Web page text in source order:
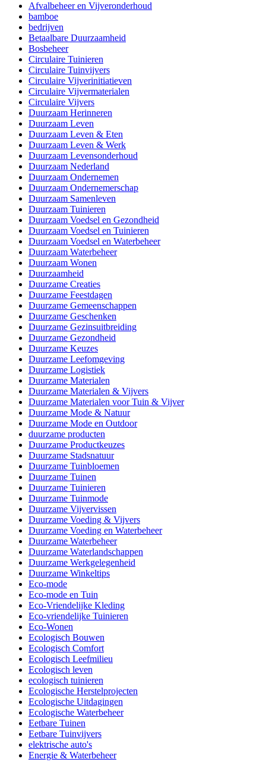
Afvalbeheer en Vijveronderhoud
bamboe
bedrijven
Betaalbare Duurzaamheid
Bosbeheer
Circulaire Tuinieren
Circulaire Tuinvijvers
Circulaire Vijverinitiatieven
Circulaire Vijvermaterialen
Circulaire Vijvers
Duurzaam Herinneren
Duurzaam Leven
Duurzaam Leven & Eten
Duurzaam Leven & Werk
Duurzaam Levensonderhoud
Duurzaam Nederland
Duurzaam Ondernemen
Duurzaam Ondernemerschap
Duurzaam Samenleven
Duurzaam Tuinieren
Duurzaam Voedsel en Gezondheid
Duurzaam Voedsel en Tuinieren
Duurzaam Voedsel en Waterbeheer
Duurzaam Waterbeheer
Duurzaam Wonen
Duurzaamheid
Duurzame Creaties
Duurzame Feestdagen
Duurzame Gemeenschappen
Duurzame Geschenken
Duurzame Gezinsuitbreiding
Duurzame Gezondheid
Duurzame Keuzes
Duurzame Leefomgeving
Duurzame Logistiek
Duurzame Materialen
Duurzame Materialen & Vijvers
Duurzame Materialen voor Tuin & Vijver
Duurzame Mode & Natuur
Duurzame Mode en Outdoor
duurzame producten
Duurzame Productkeuzes
Duurzame Stadsnatuur
Duurzame Tuinbloemen
Duurzame Tuinen
Duurzame Tuinieren
Duurzame Tuinmode
Duurzame Vijvervissen
Duurzame Voeding & Vijvers
Duurzame Voeding en Waterbeheer
Duurzame Waterbeheer
Duurzame Waterlandschappen
Duurzame Werkgelegenheid
Duurzame Winkeltips
Eco-mode
Eco-mode en Tuin
Eco-Vriendelijke Kleding
Eco-vriendelijke Tuinieren
Eco-Wonen
Ecologisch Bouwen
Ecologisch Comfort
Ecologisch Leefmilieu
Ecologisch leven
ecologisch tuinieren
Ecologische Herstelprojecten
Ecologische Uitdagingen
Ecologische Waterbeheer
Eetbare Tuinen
Eetbare Tuinvijvers
elektrische auto's
Energie & Waterbeheer